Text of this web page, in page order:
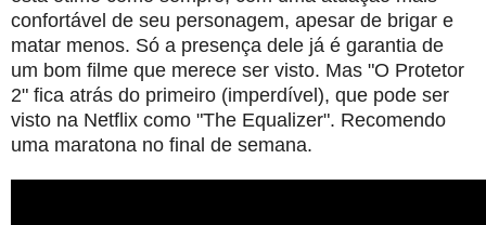
confortável de seu personagem, apesar de brigar e
matar menos. Só a presença dele já é garantia de
um bom filme que merece ser visto. Mas "O Protetor
2" fica atrás do primeiro (imperdível), que pode ser
visto na Netflix como "The Equalizer". Recomendo
uma maratona no final de semana.